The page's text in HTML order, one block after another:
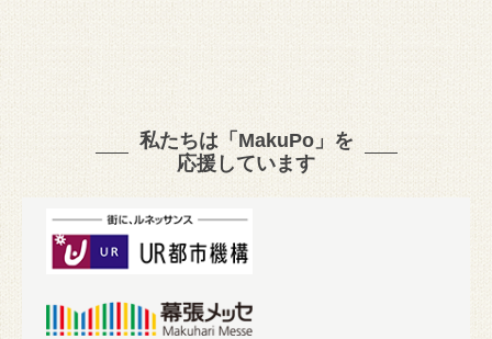
私たちは「MakuPo」を
応援しています